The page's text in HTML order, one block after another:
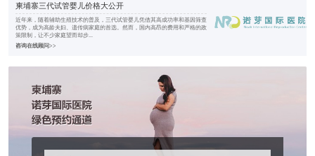
柬埔寨三代试管婴儿价格大公开
近年来，随着辅助生殖技术的普及，三代试管婴儿凭借其高成功率和基因筛查
优势，成为高龄夫妇、遗传病家庭的首选。然而，国内高昂的费用和严格的政
策限制，让不少家庭望而却步...
咨询在线顾问>>